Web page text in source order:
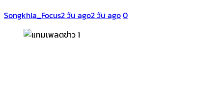
Songkhla_Focus2 วัน ago2 วัน ago0